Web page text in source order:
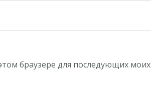
браузере для последующих моих